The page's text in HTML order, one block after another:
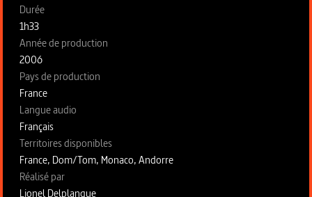
Fiche technique section gauche
Durée
1h33
Année de production
2006
Pays de production
France
Langue audio
Français
Territoires disponibles
France, Dom/Tom, Monaco, Andorre
Fiche technique section droite
Réalisé par
Lionel Delplanque